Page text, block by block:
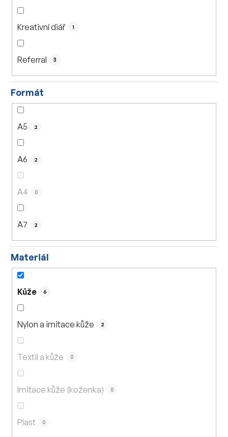
Kreativní diář 1
Referral 3
Formát
A5 2
A6 2
A4 0
A7 2
Materiál
Kůže 6
Nylon a imitace kůže 2
Textil a kůže 0
Imitace kůže (koženka) 0
Plast 0